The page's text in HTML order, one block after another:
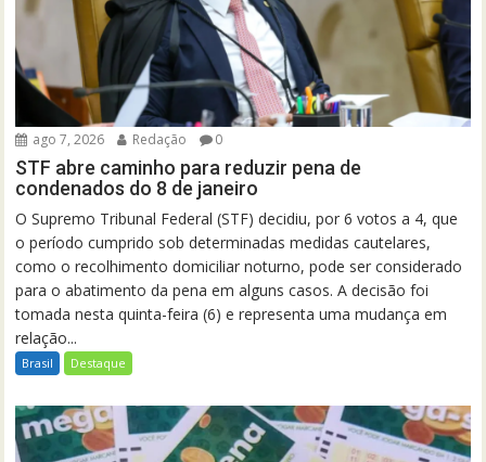
ago 7, 2026 Redação 0
STF abre caminho para reduzir pena de
condenados do 8 de janeiro
O Supremo Tribunal Federal (STF) decidiu, por 6 votos a 4, que
o período cumprido sob determinadas medidas cautelares,
como o recolhimento domiciliar noturno, pode ser considerado
para o abatimento da pena em alguns casos. A decisão foi
tomada nesta quinta-feira (6) e representa uma mudança em
relação...
Brasil Destaque